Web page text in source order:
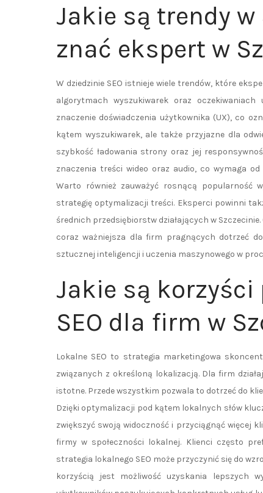
Jakie są trendy w
znać ekspert w
W dziedzinie SEO istnieje wiele trendów, które
algorytmach wyszukiwarek oraz
znaczenie doświadczenia użytkownika (UX), co
kątem wyszukiwarek, ale także przyjazne dla
szybkość ładowania strony oraz jej
znaczenia treści wideo oraz audio, co wymaga
Warto również zauważyć rosnącą popularność
strategię optymalizacji treści. Eksperci powinni
średnich przedsiębiorstw działających w
coraz ważniejsza dla firm pragnących dotrzeć
sztucznej inteligencji i uczenia maszynowego w
Jakie są korzyści
SEO dla firm w
Lokalne SEO to strategia marketingowa
związanych z określoną lokalizacją. Dla firm
istotne. Przede wszystkim pozwala to dotrzeć do
Dzięki optymalizacji pod kątem lokalnych słów
zwiększyć swoją widoczność i przyciągnąć więcej
firmy w społeczności lokalnej. Klienci często
strategia lokalnego SEO może przyczynić się do
korzyścią jest możliwość uzyskania lepszych